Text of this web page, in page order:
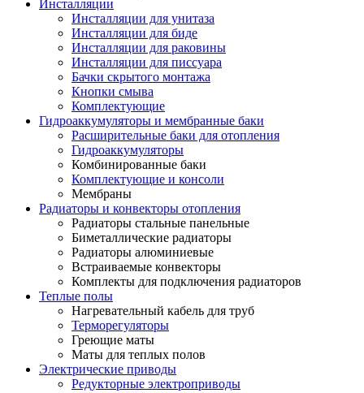
Инсталляции
Инсталляции для унитаза
Инсталляции для биде
Инсталляции для раковины
Инсталляции для писсуара
Бачки скрытого монтажа
Кнопки смыва
Комплектующие
Гидроаккумуляторы и мембранные баки
Расширительные баки для отопления
Гидроаккумуляторы
Комбинированные баки
Комплектующие и консоли
Мембраны
Радиаторы и конвекторы отопления
Радиаторы стальные панельные
Биметаллические радиаторы
Радиаторы алюминиевые
Встраиваемые конвекторы
Комплекты для подключения радиаторов
Теплые полы
Нагревательный кабель для труб
Терморегуляторы
Греющие маты
Маты для теплых полов
Электрические приводы
Редукторные электроприводы